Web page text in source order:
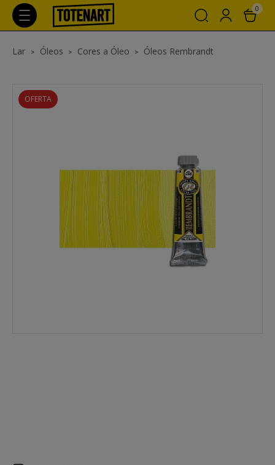
0
Lar Óleos Cores a Óleo Óleos Rembrandt
OFERTA